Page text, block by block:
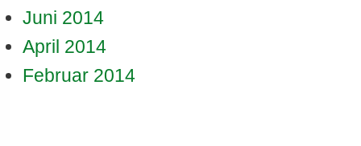
Juni 2014
April 2014
Februar 2014